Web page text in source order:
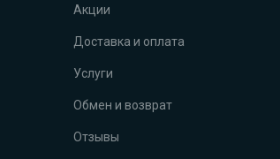
Акции
Доставка и оплата
Услуги
Обмен и возврат
Отзывы